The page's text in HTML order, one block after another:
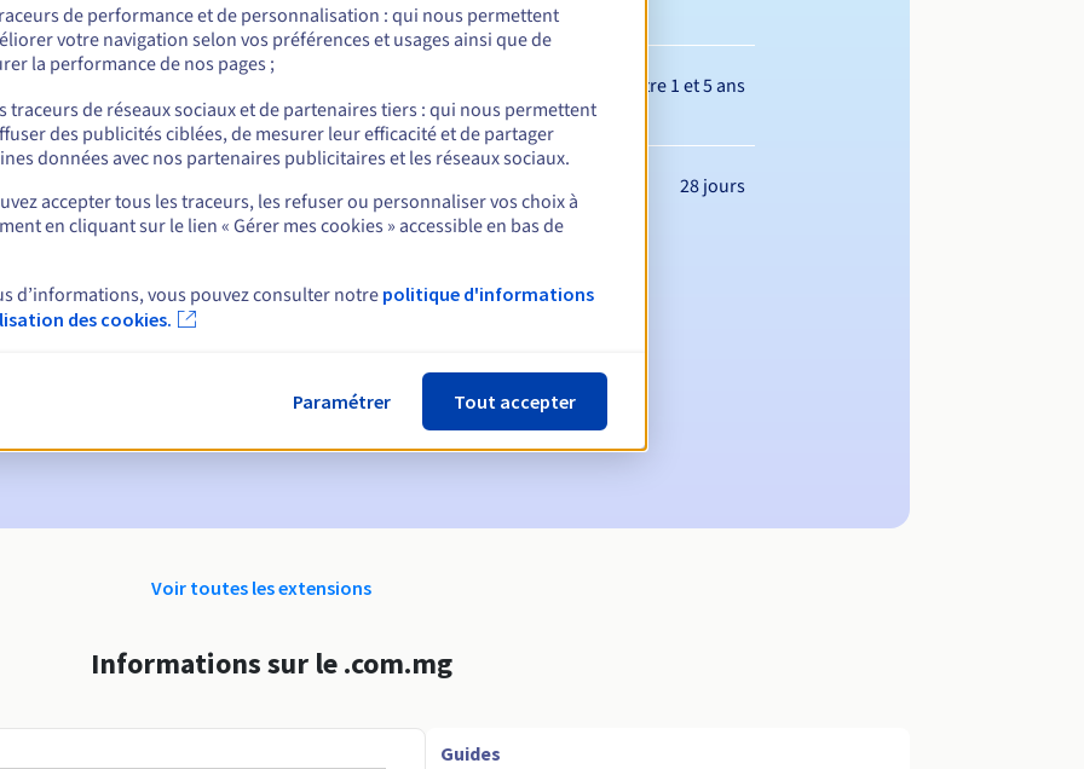
Entre 1 et 5 ans
28 jours
:
60, 30, 15, 7 et 3 jours avant la date d'échéance
pour notification de la suspension du nom de domaine
de rédemption pour notification de la suppression du nom de domaine
Voir toutes les extensions
Informations sur le .com.mg
Guides
de performance et de personnalisation : qui nous permettent
votre navigation selon vos préférences et usages ainsi que de
la performance de nos pages ;
traceurs de réseaux sociaux et de partenaires tiers : qui nous permettent
des publicités ciblées, de mesurer leur efficacité et de partager
données avec nos partenaires publicitaires et les réseaux sociaux.
accepter tous les traceurs, les refuser ou personnaliser vos choix à
en cliquant sur le lien « Gérer mes cookies » accessible en bas de
d’informations, vous pouvez consulter notre politique d'informations
des cookies.
Paramétrer Tout accepter